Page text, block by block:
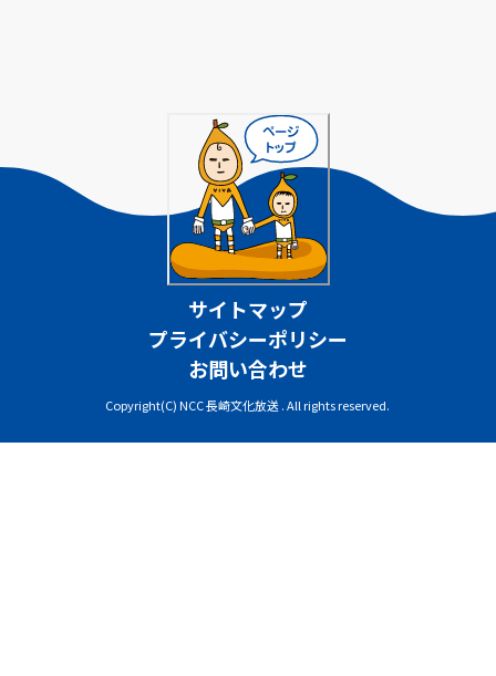
サイトマップ
プライバシーポリシー
お問い合わせ
Copyright(C) NCC 長崎文化放送 . All rights reserved.